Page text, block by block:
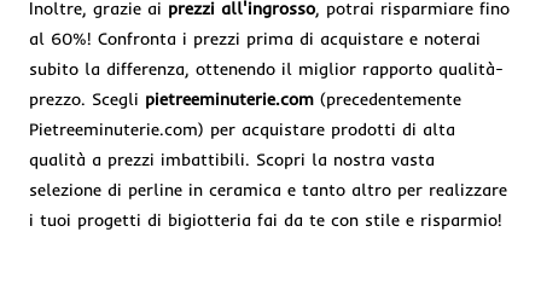
Inoltre, grazie ai prezzi all'ingrosso, potrai risparmiare fino
al 60%! Confronta i prezzi prima di acquistare e noterai
subito la differenza, ottenendo il miglior rapporto qualità-
prezzo. Scegli pietreeminuterie.com (precedentemente
Pietreeminuterie.com) per acquistare prodotti di alta
qualità a prezzi imbattibili. Scopri la nostra vasta
selezione di perline in ceramica e tanto altro per realizzare
i tuoi progetti di bigiotteria fai da te con stile e risparmio!